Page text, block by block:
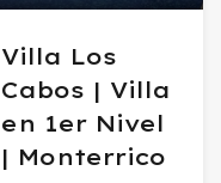
Villa Los
Cabos | Villa
en 1er Nivel
| Monterrico